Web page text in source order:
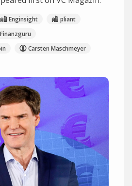
Enginsight
pliant
Finanzguru
Carsten Maschmeyer